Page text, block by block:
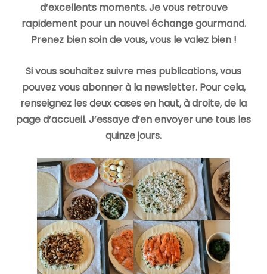
d’excellents moments. Je vous retrouve
rapidement pour un nouvel échange gourmand.
Prenez bien soin de vous, vous le valez bien !
Si vous souhaitez suivre mes publications, vous
pouvez vous abonner à la newsletter. Pour cela,
renseignez les deux cases en haut, à droite, de la
page d’accueil. J’essaye d’en envoyer une tous les
quinze jours.